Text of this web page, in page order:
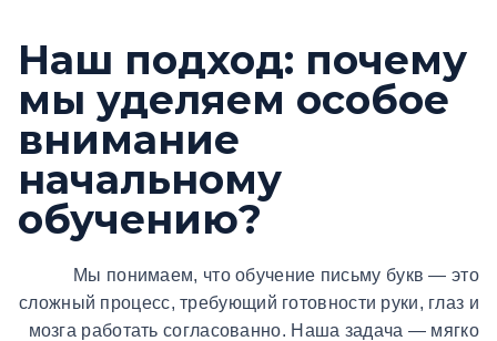
Наш подход: почему
мы уделяем особое
внимание
начальному
обучению?
Мы понимаем, что обучение письму букв — это
сложный процесс, требующий готовности руки, глаз и
мозга работать согласованно. Наша задача — мягко